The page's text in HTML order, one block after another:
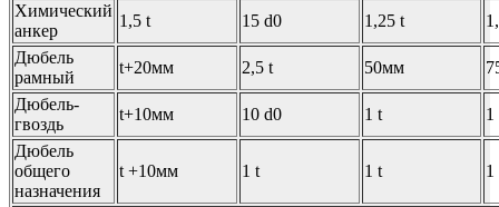
Химический
анкер
1,5 t 15 d0 1,25 t
Дюбель
рамный
t+20мм 2,5 t 50мм
Дюбель-
гвоздь
t+10мм 10 d0 1 t
1
Дюбель
общего
назначения
t +10мм 1 t 1 t 1